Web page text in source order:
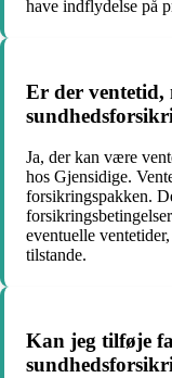
have indflydelse på
Er der ventetid,
Ja, der kan være
hos Gjensidige.
forsikringspakken.
eventuelle
tilstande.
Kan jeg tilføje